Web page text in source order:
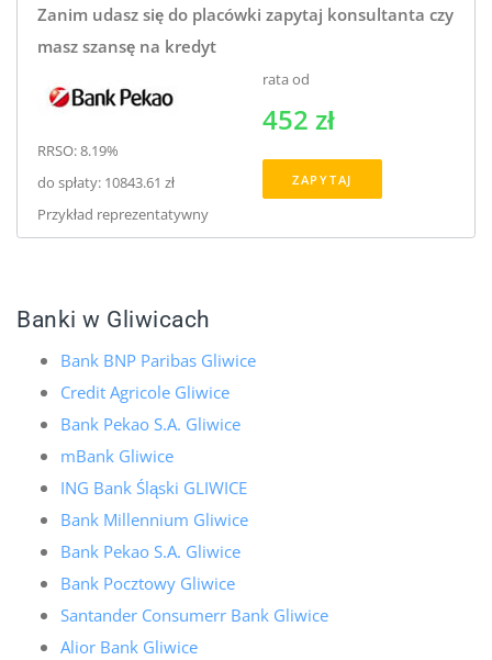
Zanim udasz się do placówki zapytaj konsultanta czy
masz szansę na kredyt
RRSO: 8.19%
do spłaty: 10843.61 zł
Przykład reprezentatywny
rata od
452 zł
ZAPYTAJ
Banki w Gliwicach
Bank BNP Paribas Gliwice
Credit Agricole Gliwice
Bank Pekao S.A. Gliwice
mBank Gliwice
ING Bank Śląski GLIWICE
Bank Millennium Gliwice
Bank Pekao S.A. Gliwice
Bank Pocztowy Gliwice
Santander Consumerr Bank Gliwice
Alior Bank Gliwice